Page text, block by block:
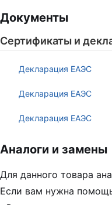
Документы
Сертификаты и
Декларация ЕАЭС
Декларация ЕАЭС
Декларация ЕАЭС
Аналоги и замены
Для данного товара
Если вам нужна